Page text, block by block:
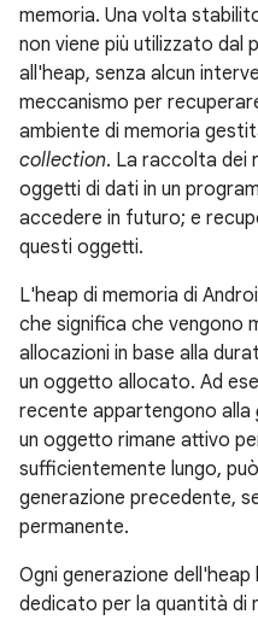
memoria. Una volta
non viene più utilizzato dal
all'heap, senza alcun
meccanismo per
ambiente di memoria
collection. La raccolta dei
oggetti di dati in un
accedere in futuro; e
questi oggetti.
L'heap di memoria di
che significa che vengono
allocazioni in base alla
un oggetto allocato. Ad
recente appartengono alla
un oggetto rimane attivo
sufficientemente lungo,
generazione precedente,
permanente.
Ogni generazione
dedicato per la quantità di